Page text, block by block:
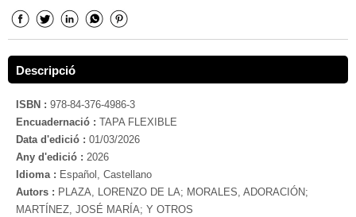
Descripció
ISBN : 978-84-376-4986-3
Encuadernació : TAPA FLEXIBLE
Data d'edició : 01/03/2026
Any d'edició : 2026
Idioma : Español, Castellano
Autors : PLAZA, LORENZO DE LA; MORALES, ADORACIÓN;
MARTÍNEZ, JOSÉ MARÍA; Y OTROS